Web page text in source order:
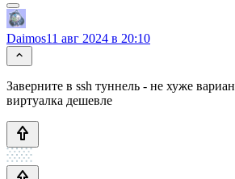
Daimos11 авг 2024 в 20:10
Заверните в ssh туннель - не хуже
виртуалка дешевле